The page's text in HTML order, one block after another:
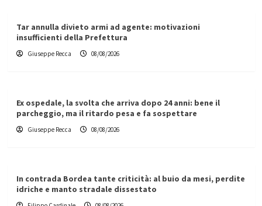
Tar annulla divieto armi ad agente: motivazioni
insufficienti della Prefettura
Giuseppe Recca 08/08/2026
Ex ospedale, la svolta che arriva dopo 24 anni: bene il
parcheggio, ma il ritardo pesa e fa sospettare
Giuseppe Recca 08/08/2026
In contrada Bordea tante criticità: al buio da mesi, perdite
idriche e manto stradale dissestato